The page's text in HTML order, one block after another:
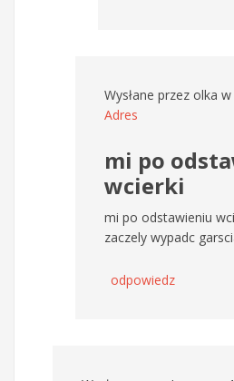
Wysłane przez olka w
Adres
mi po
wcierki
mi po odstawieniu
zaczely wypadc
odpowiedz